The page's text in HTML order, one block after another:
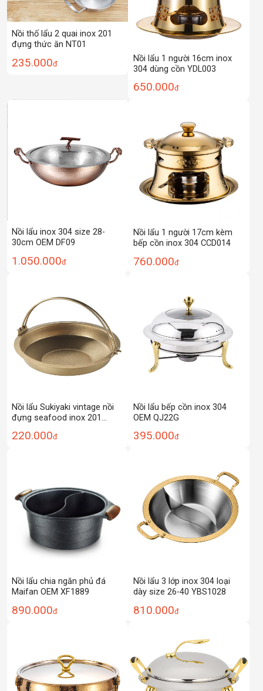
Nồi thố lẩu 2 quai inox 201
đựng thức ăn NT01
235.000đ
Nồi lẩu 1 người 16cm inox
304 dùng cồn YDL003
650.000đ
Nồi lẩu inox 304 size 28-
30cm OEM DF09
1.050.000đ
Nồi lẩu 1 người 17cm kèm
bếp cồn inox 304 CCD014
760.000đ
Nồi lẩu Sukiyaki vintage nồi
đựng seafood inox 201
220.000đ
Nồi lẩu bếp cồn inox 304
OEM QJ22G
395.000đ
Nồi lẩu chia ngăn phủ đá
Maifan OEM XF1889
890.000đ
Nồi lẩu 3 lớp inox 304 loại
dày size 26-40 YBS1028
810.000đ